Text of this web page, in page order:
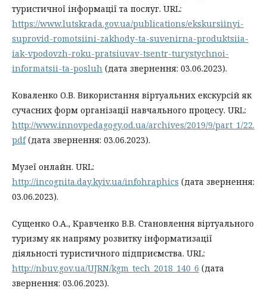
туристичної інформації та послуг. URL:
https://www.lutskrada.gov.ua/publications/ekskursiinyi-
suprovid-romotsiini-zakhody-ta-suvenirna-produktsiia-
iak-vpodovzh-roku-pratsiuvav-tsentr-turystychnoi-
informatsii-ta-posluh (дата звернення: 03.06.2023).
Коваленко О.В. Використання віртуальних екскурсій як
сучасних форм організації навчального процесу. URL:
http://www.innovpedagogy.od.ua/archives/2019/9/part_1/22.
pdf(дата звернення: 03.06.2023).
Музеї онлайн. URL:
http://incognita.day.kyiv.ua/infohraphics (дата звернення:
03.06.2023).
Сущенко О.А., Кравченко В.В. Становлення віртуального
туризму як напряму розвитку інформатизації
діяльності туристичного підприємства. URL:
http://nbuv.gov.ua/UJRN/kgm_tech_2018_140_6 (дата
звернення: 03.06.2023).